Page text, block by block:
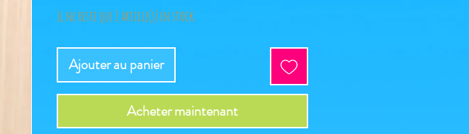
Il ne reste que 1 article(s) en stock
Ajouter au panier
Acheter maintenant